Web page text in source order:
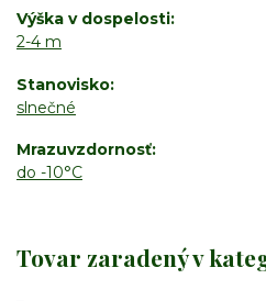
Výška v dospelosti
2-4 m
Stanovisko
slnečné
Mrazuvzdornosť
do -10°C
Tovar zaradený v